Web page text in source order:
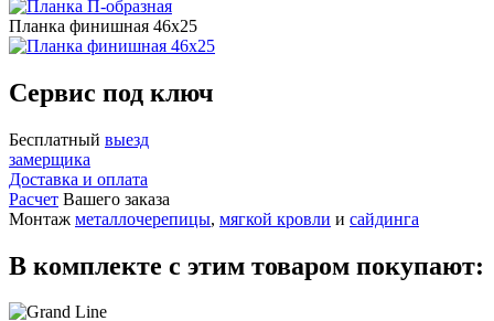
Планка финишная 46х25
Сервис под ключ
Бесплатный выезд
замерщика
Доставка и оплата
Расчет Вашего заказа
Монтаж металлочерепицы, мягкой кровли и сайдинга
В комплекте с этим товаром покупают: